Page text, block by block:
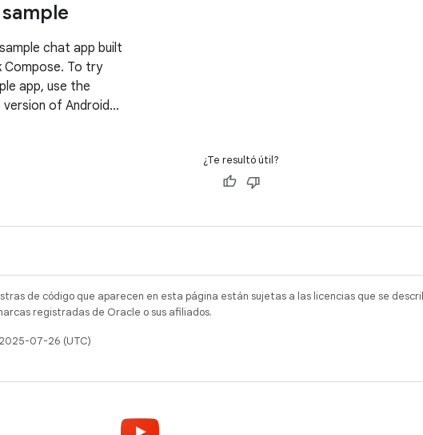
chat app built
To try
app, use the
of Android
¿Te resultó útil?
de código que aparecen en esta página están sujetas a las licencias que se
registradas de Oracle o sus afiliados.
07-26 (UTC)